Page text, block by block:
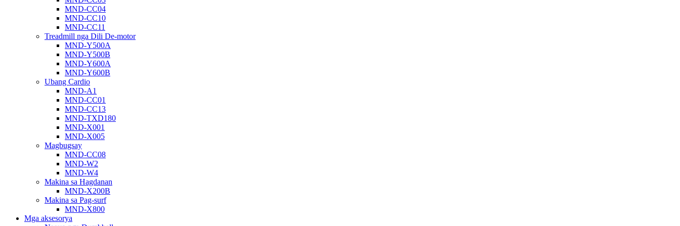
MND-CC04
MND-CC10
MND-CC11
Treadmill nga Dili De-motor
MND-Y500A
MND-Y500B
MND-Y600A
MND-Y600B
Ubang Cardio
MND-A1
MND-CC01
MND-CC13
MND-TXD180
MND-X001
MND-X005
Magbugsay
MND-CC08
MND-W2
MND-W4
Makina sa Hagdanan
MND-X200B
Makina sa Pag-surf
MND-X800
Mga aksesorya